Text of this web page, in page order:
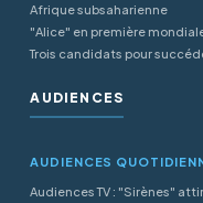
Afrique subsaharienne
"Alice" en première
Trois candidats pour
AUDIENCES
AUDIENCES
Audiences TV : "Sirènes"